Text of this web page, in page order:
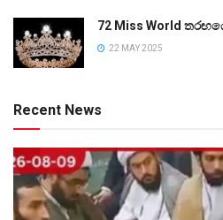
72 Miss World
22 MAY 2025
Recent News